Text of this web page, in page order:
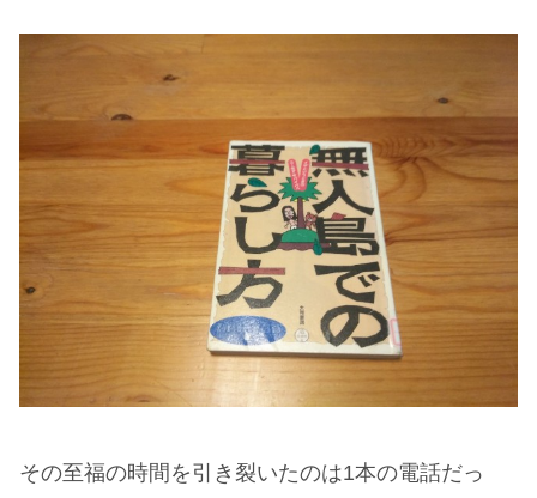
その至福の時間を引き裂いたのは1本の電話だっ